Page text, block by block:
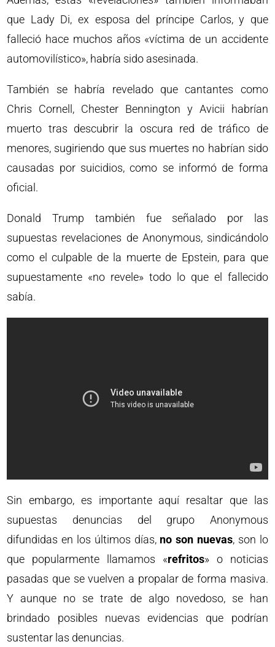
que Lady Di, ex esposa del príncipe Carlos, y que
falleció hace muchos años «víctima de un accidente
automovilístico», habría sido asesinada.
También se habría revelado que cantantes como
Chris Cornell, Chester Bennington y Avicii habrían
muerto tras descubrir la oscura red de tráfico de
menores, sugiriendo que sus muertes no habrían sido
causadas por suicidios, como se informó de forma
oficial.
Donald Trump también fue señalado por las
supuestas revelaciones de Anonymous, sindicándolo
como el culpable de la muerte de Epstein, para que
supuestamente «no revele» todo lo que el fallecido
sabía.
Sin embargo, es importante aquí resaltar que las
supuestas denuncias del grupo Anonymous
difundidas en los últimos días, no son nuevas, son lo
que popularmente llamamos «refritos» o noticias
pasadas que se vuelven a propalar de forma masiva.
Y aunque no se trate de algo novedoso, se han
brindado posibles nuevas evidencias que podrían
sustentar las denuncias.